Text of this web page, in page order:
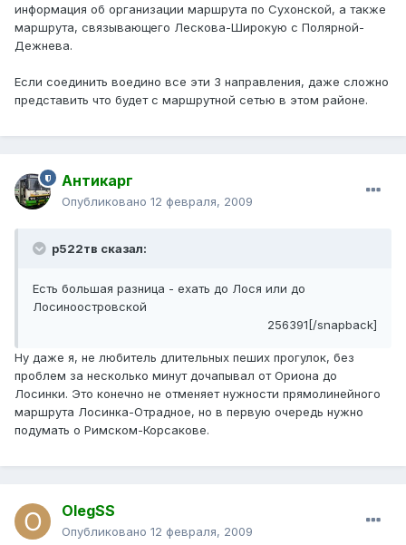
информация об организации маршрута по Сухонской, а также
маршрута, связывающего Лескова-Широкую с Полярной-
Дежнева.
Если соединить воедино все эти 3 направления, даже сложно
представить что будет с маршрутной сетью в этом районе.
Антикарг
Опубликовано 12 февраля, 2009
р522тв сказал:
Есть большая разница - ехать до Лося или до
Лосиноостровской
256391[/snapback]
Ну даже я, не любитель длительных пеших прогулок, без
проблем за несколько минут дочапывал от Ориона до
Лосинки. Это конечно не отменяет нужности прямолинейного
маршрута Лосинка-Отрадное, но в первую очередь нужно
подумать о Римском-Корсакове.
OlegSS
Опубликовано 12 февраля, 2009